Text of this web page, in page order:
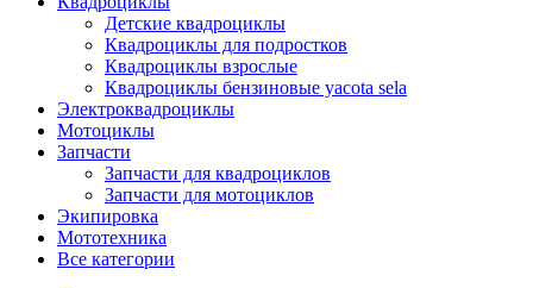
Детские квадроциклы
Квадроциклы для подростков
Квадроциклы взрослые
Квадроциклы бензиновые yacota sela
Электроквадроциклы
Мотоциклы
Запчасти
Запчасти для квадроциклов
Запчасти для мотоциклов
Экипировка
Мототехника
Все категории